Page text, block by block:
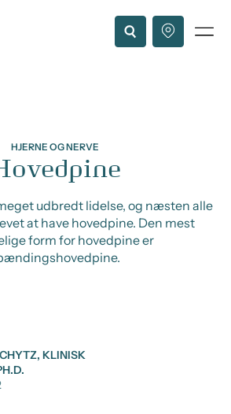
HJERNE OG NERVE
udbredt lidelse, og næsten alle
at have hovedpine. Den mest
form for hovedpine er
KLINISK